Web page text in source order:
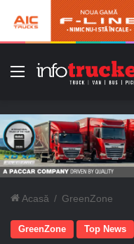
Meniu
Acasă / GreenZone
GreenZone Top News